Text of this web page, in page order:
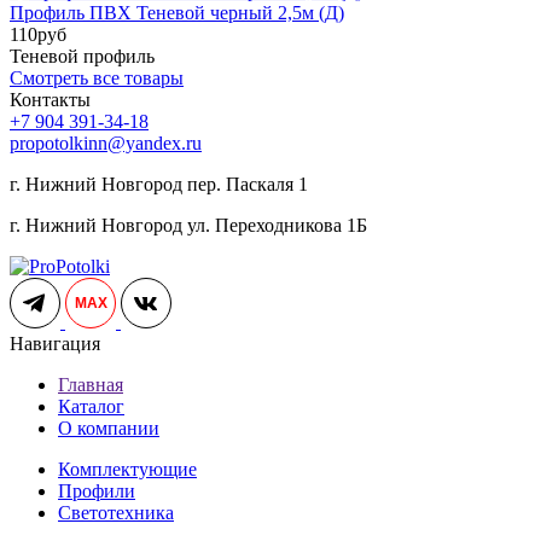
Профиль ПВХ Теневой черный 2,5м (Д)
110руб
Теневой профиль
Смотреть все товары
Контакты
+7 904 391-34-18
propotolkinn@yandex.ru
г. Нижний Новгород пер. Паскаля 1
г. Нижний Новгород ул. Переходникова 1Б
MAX
Навигация
Главная
Каталог
О компании
Комплектующие
Профили
Светотехника